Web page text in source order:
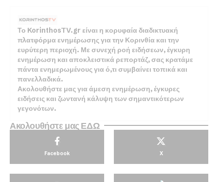
Το KorinthosTV.gr είναι η κορυφαία διαδικτυακή
πλατφόρμα ενημέρωσης για την Κορινθία και την
ευρύτερη περιοχή. Με συνεχή ροή ειδήσεων, έγκυρη
ενημέρωση και αποκλειστικά ρεπορτάζ, σας κρατάμε
πάντα ενημερωμένους για ό,τι συμβαίνει τοπικά και
πανελλαδικά.
Ακολουθήστε μας για άμεση ενημέρωση, έγκυρες
ειδήσεις και ζωντανή κάλυψη των σημαντικότερων
γεγονότων.
Ακολουθήστε μας ΕΔΩ
Facebook X